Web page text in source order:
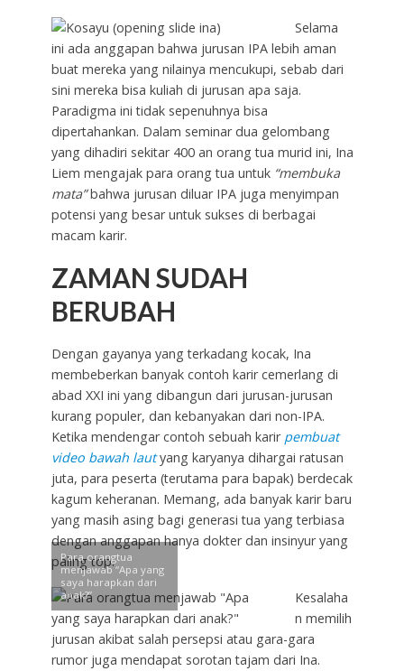
Selama
ini ada anggapan bahwa jurusan IPA lebih aman
buat mereka yang nilainya mencukupi, sebab dari
sini mereka bisa kuliah di jurusan apa saja.
Paradigma ini tidak sepenuhnya bisa
dipertahankan. Dalam seminar dua gelombang
yang dihadiri sekitar 400 an orang tua murid ini, Ina
Liem mengajak para orang tua untuk “membuka
mata”bahwa jurusan diluar IPA juga menyimpan
potensi yang besar untuk sukses di berbagai
macam karir.
ZAMAN SUDAH
BERUBAH
Dengan gayanya yang terkadang kocak, Ina
membeberkan banyak contoh karir cemerlang di
abad XXI ini yang dibangun dari jurusan-jurusan
kurang populer, dan kebanyakan dari non-IPA.
Ketika mendengar contoh sebuah karir pembuat
video bawah lautyang karyanya dihargai ratusan
juta, para peserta (terutama para bapak) berdecak
kagum keheranan. Memang, ada banyak karir baru
yang masih asing bagi generasi tua yang terbiasa
dengan anggapan hanya dokter dan insinyur yang
paling top.
Para orangtua
menjawab “Apa yang
saya harapkan dari
anak?”
Kesalaha
n memilih
jurusan akibat salah persepsi atau gara-gara
rumor juga mendapat sorotan tajam dari Ina.